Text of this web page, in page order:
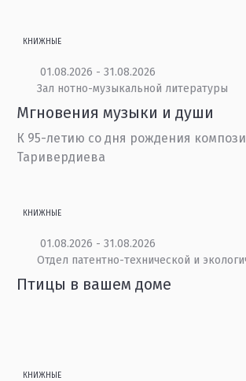
КНИЖНЫЕ
01.08.2026 - 31.08.2026
Зал нотно-музыкальной литературы
Мгновения музыки и души
К 95-летию со дня рождения
Таривердиева
КНИЖНЫЕ
01.08.2026 - 31.08.2026
Отдел патентно-технической и
Птицы в вашем доме
КНИЖНЫЕ